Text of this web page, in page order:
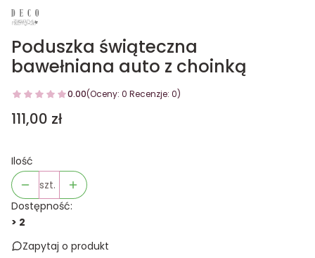
Poduszka świąteczna
bawełniana auto z choinką
0.00(Oceny: 0 Recenzje: 0)
Cena
111,00 zł
Ilość
szt.
Dostępność:
> 2
Zapytaj o produkt